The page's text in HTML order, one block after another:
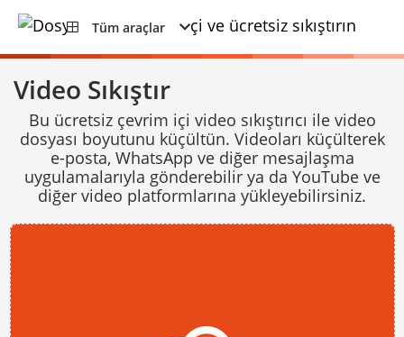
Tüm araçlar
Video Sıkıştır
Bu ücretsiz çevrim içi video sıkıştırıcı ile video
dosyası boyutunu küçültün. Videoları küçülterek
e-posta, WhatsApp ve diğer mesajlaşma
uygulamalarıyla gönderebilir ya da YouTube ve
diğer video platformlarına yükleyebilirsiniz.